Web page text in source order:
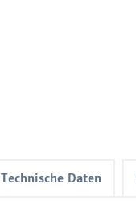
Technische Daten